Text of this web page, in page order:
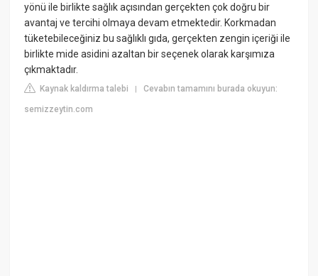
yönü ile birlikte sağlık açısından gerçekten çok doğru bir
avantaj ve tercihi olmaya devam etmektedir. Korkmadan
tüketebileceğiniz bu sağlıklı gıda, gerçekten zengin içeriği ile
birlikte mide asidini azaltan bir seçenek olarak karşımıza
çıkmaktadır.
Kaynak kaldırma talebi |Cevabın tamamını burada okuyun:
semizzeytin.com